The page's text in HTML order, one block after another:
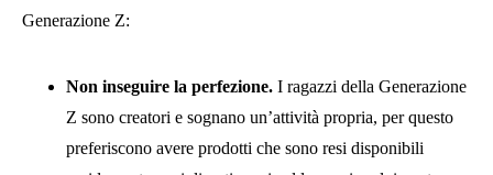
Generazione Z:
Non inseguire la perfezione. I ragazzi della Generazione
Z sono creatori e sognano un’attività propria, per questo
preferiscono avere prodotti che sono resi disponibili